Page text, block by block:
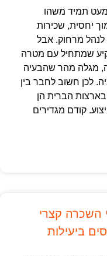
תמיד משהו
יחסית, שכירות
מרחוק. אבל
שמתחיל עם מטרה
מגלה מהר שהבעיה
לכן חשוב לחבר בין
הברית הן
קודם מגדירים
השכרה קצרי
ביעילות